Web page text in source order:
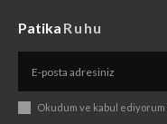
Patika Ruhu
Okudum ve kabul ediyorum